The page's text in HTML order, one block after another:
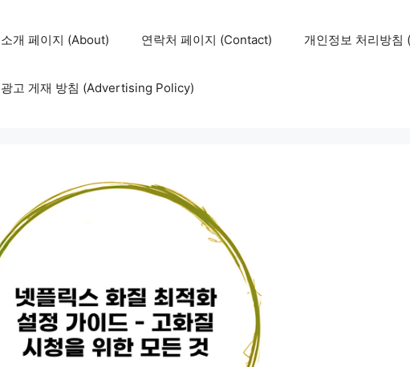
소개 페이지 (About) 연락처 페이지 (Contact) 개인정보 처리방
광고 게재 방침 (Advertising Policy)